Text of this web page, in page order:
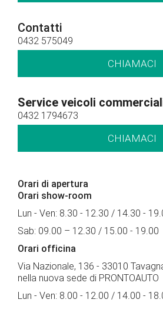
Contatti
0432 575049
CHIAMACI
Service veicoli
0432 1794673
CHIAMACI
Orari di apertura
Orari show-room
Lun - Ven: 8.30 - 12.30 / 14.30 -
Sab: 09.00 – 12.30 / 15.00 - 19.00
Orari officina
Via Nazionale, 136 - 33010
nella nuova sede di PRONTOAUTO
Lun - Ven: 8.00 - 12.00 / 14.00 -